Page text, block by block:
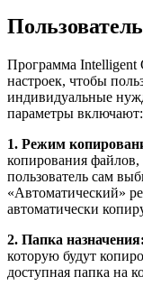
Программа Intelligent
настроек, чтобы
индивидуальные
параметры включают:
1. Режим
копирования
пользователь сам
«Автоматический»
автоматически
2. Папка назначения:
которую будут
доступная папка на